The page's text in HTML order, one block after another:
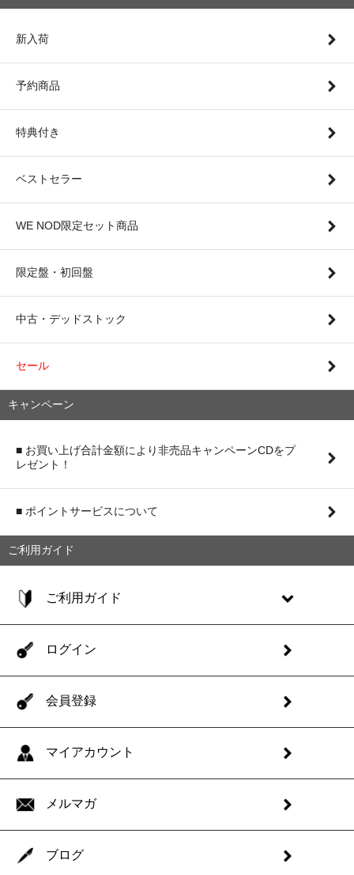
新入荷
予約商品
特典付き
ベストセラー
WE NOD限定セット商品
限定盤・初回盤
中古・デッドストック
セール
キャンペーン
■ お買い上げ合計金額により非売品キャンペーンCDをプ
レゼント！
■ ポイントサービスについて
ご利用ガイド
ご利用ガイド
ログイン
会員登録
マイアカウント
メルマガ
ブログ